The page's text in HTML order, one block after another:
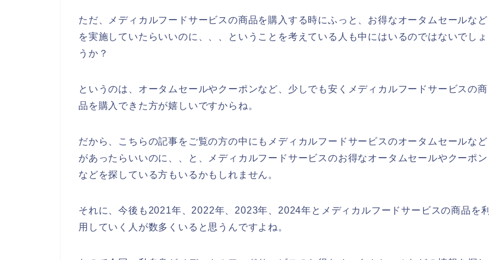
ただ、メディカルフードサービスの商品を購入する時にふっと、お得なオータムセールなど
を実施していたらいいのに、、、ということを考えている人も中にはいるのではないでしょ
うか？
というのは、オータムセールやクーポンなど、少しでも安くメディカルフードサービスの商
品を購入できた方が嬉しいですからね。
だから、こちらの記事をご覧の方の中にもメディカルフードサービスのオータムセールなど
があったらいいのに、、と、メディカルフードサービスのお得なオータムセールやクーポン
などを探している方もいるかもしれません。
それに、今後も2021年、2022年、2023年、2024年とメディカルフードサービスの商品を利
用していく人が数多くいると思うんですよね。